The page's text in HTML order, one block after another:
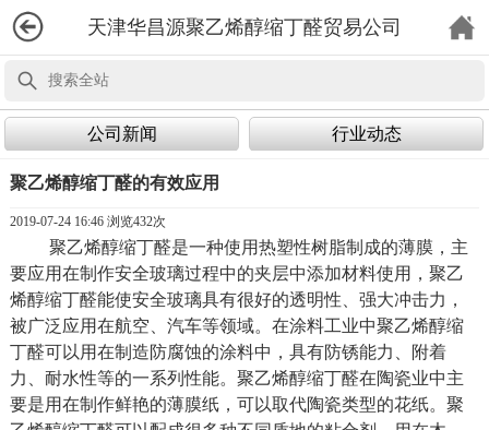
天津华昌源聚乙烯醇缩丁醛贸易公司
公司新闻 行业动态
聚乙烯醇缩丁醛的有效应用
2019-07-24 16:46 浏览432次
聚乙烯醇缩丁醛是一种使用热塑性树脂制成的薄膜，主
要应用在制作安全玻璃过程中的夹层中添加材料使用，聚乙
烯醇缩丁醛能使安全玻璃具有很好的透明性、强大冲击力，
被广泛应用在航空、汽车等领域。在涂料工业中聚乙烯醇缩
丁醛可以用在制造防腐蚀的涂料中，具有防锈能力、附着
力、耐水性等的一系列性能。聚乙烯醇缩丁醛在陶瓷业中主
要是用在制作鲜艳的薄膜纸，可以取代陶瓷类型的花纸。聚